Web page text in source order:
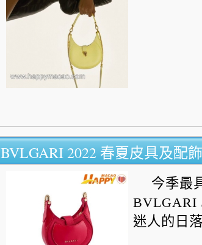
BVLGARI 2022 春夏皮具及配
今季最
BVLGARI
迷人的日